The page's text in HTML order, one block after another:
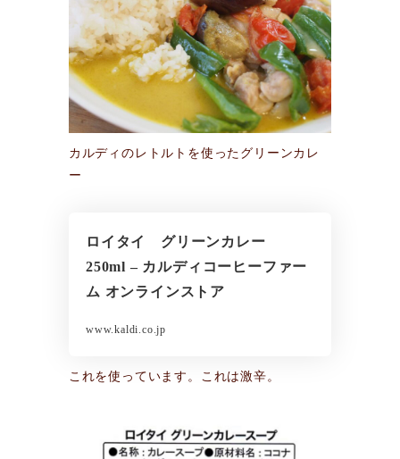
カルディのレトルトを使ったグリーンカレ
ー
ロイタイ グリーンカレー
250ml – カルディコーヒーファー
ム オンラインストア
www.kaldi.co.jp
これを使っています。これは激辛。